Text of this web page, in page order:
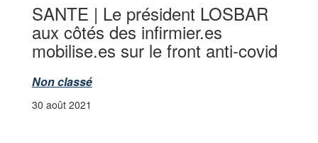
SANTE | Le président LOSBAR
aux côtés des infirmier.es
mobilise.es sur le front anti-covid
Non classé
30 août 2021